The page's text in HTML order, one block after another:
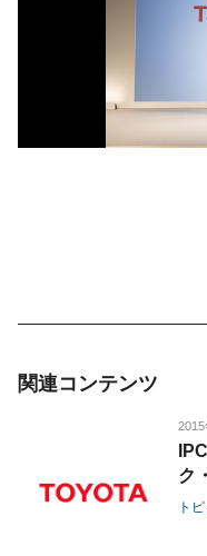
関連コンテンツ
2015
ク
ト